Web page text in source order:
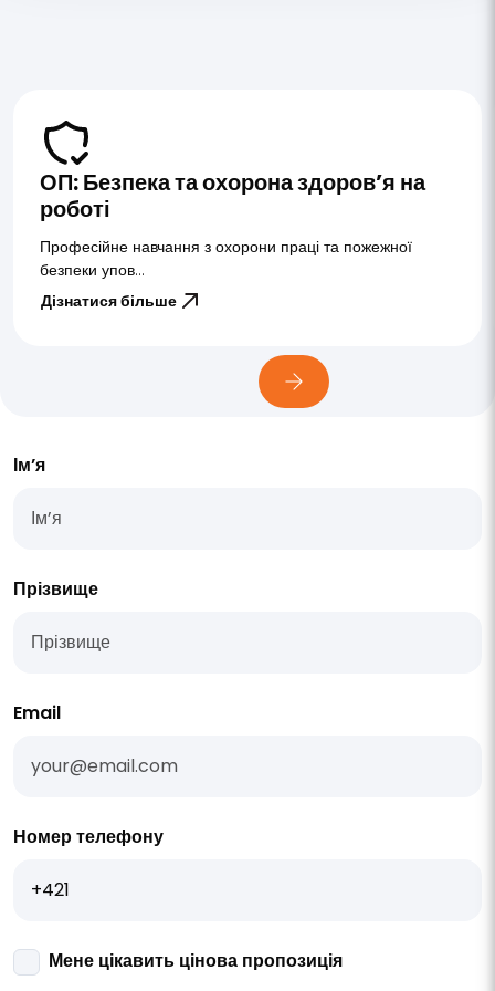
ОП: Безпека та охорона здоров’я на
роботі
Професійне навчання з охорони праці та пожежної
безпеки упов...
Дізнатися більше
Ім’я
Прізвище
Email
Номер телефону
Мене цікавить цінова пропозиція